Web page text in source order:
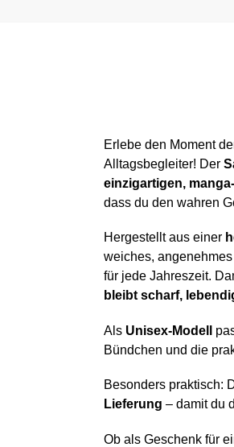
Erlebe den Moment
Alltagsbegleiter! Der
einzigartigen,
dass du den wahren
Hergestellt aus einer
weiches,
für jede Jahreszeit.
bleibt scharf,
Als Unisex-Modell
Bündchen und die
Besonders praktisch:
Lieferung – damit du
Ob als Geschenk für